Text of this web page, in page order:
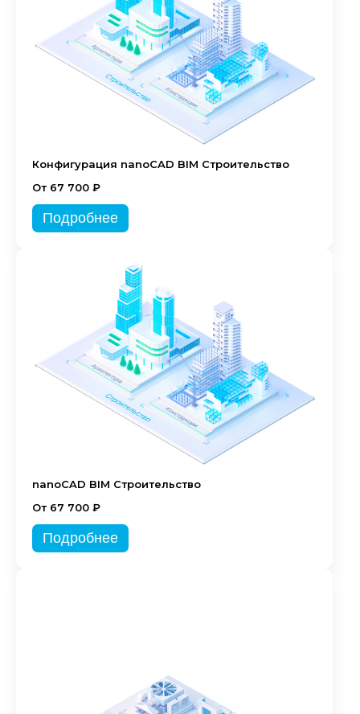
Конфигурация nanoCAD BIM Строительство
От 67 700 ₽
Подробнее
nanoCAD BIM Строительство
От 67 700 ₽
Подробнее